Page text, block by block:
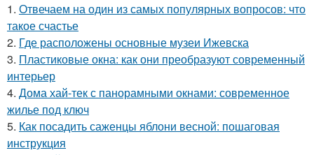
1. Отвечаем на один из самых популярных вопросов: что
такое счастье
2. Где расположены основные музеи Ижевска
3. Пластиковые окна: как они преобразуют современный
интерьер
4. Дома хай-тек с панорамными окнами: современное
жилье под ключ
5. Как посадить саженцы яблони весной: пошаговая
инструкция